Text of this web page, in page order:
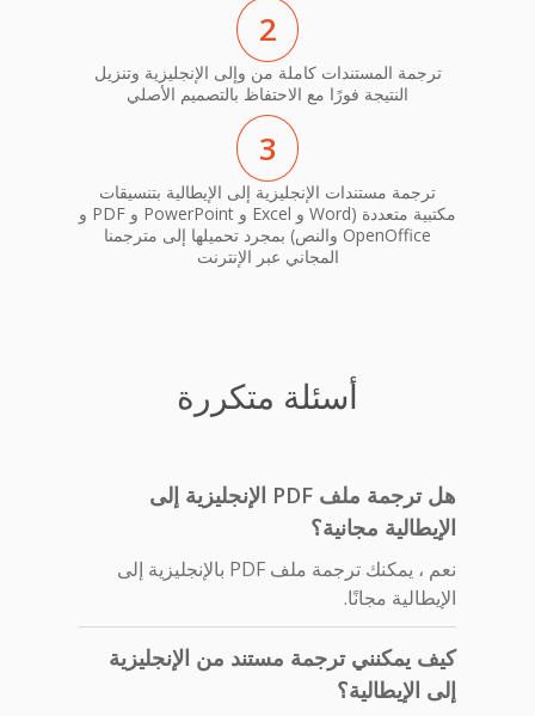
2
ترجمة المستندات كاملة من وإلى الإنجليزية وتنزيل
النتيجة فورًا مع الاحتفاظ بالتصميم الأصلي
3
ترجمة مستندات الإنجليزية إلى الإيطالية بتنسيقات
مكتبية متعددة (Word و Excel و PowerPoint و PDF و
OpenOffice والنص) بمجرد تحميلها إلى مترجمنا
المجاني عبر الإنترنت
أسئلة متكررة
هل ترجمة ملف PDF الإنجليزية إلى
الإيطالية مجانية؟
نعم ، يمكنك ترجمة ملف PDF بالإنجليزية إلى
الإيطالية مجانًا.
كيف يمكنني ترجمة مستند من الإنجليزية
إلى الإيطالية؟